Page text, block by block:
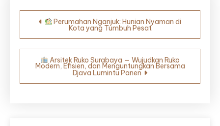
Navigasi
Perumahan Nganjuk: Hunian Nyaman di
Kota yang Tumbuh Pesat
Arsitek Ruko Surabaya — Wujudkan Ruko
Modern, Efisien, dan Menguntungkan Bersama
Djava Lumintu Panen